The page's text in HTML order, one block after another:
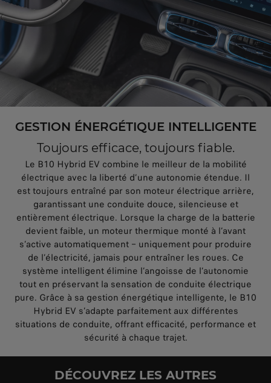
GESTION ÉNERGÉTIQUE INTELLIGENTE
Toujours efficace, toujours fiable.
Le B10 Hybrid EV combine le meilleur de la mobilité
électrique avec la liberté d’une autonomie étendue. Il
est toujours entraîné par son moteur électrique arrière,
garantissant une conduite douce, silencieuse et
entièrement électrique. Lorsque la charge de la batterie
devient faible, un moteur thermique monté à l’avant
s’active automatiquement – uniquement pour produire
de l’électricité, jamais pour entraîner les roues. Ce
système intelligent élimine l’angoisse de l’autonomie
tout en préservant la sensation de conduite électrique
pure. Grâce à sa gestion énergétique intelligente, le B10
Hybrid EV s’adapte parfaitement aux différentes
situations de conduite, offrant efficacité, performance et
sécurité à chaque trajet.
DÉCOUVREZ LES AUTRES